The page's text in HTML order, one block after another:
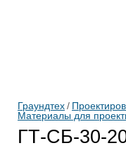
Граундтех/
Материалы для
ГТ-СБ-30-